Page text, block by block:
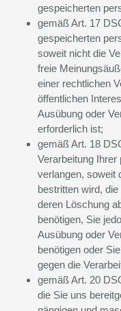
gespeicherten
gemäß Art. 17
gespeicherten
soweit nicht die
freie
einer rechtlichen
öffentlichen
Ausübung oder
erforderlich ist;
gemäß Art. 18
Verarbeitung
verlangen, soweit
bestritten wird,
deren Löschung
benötigen, Sie
Ausübung oder
benötigen oder
gegen die
gemäß Art. 20
die Sie uns